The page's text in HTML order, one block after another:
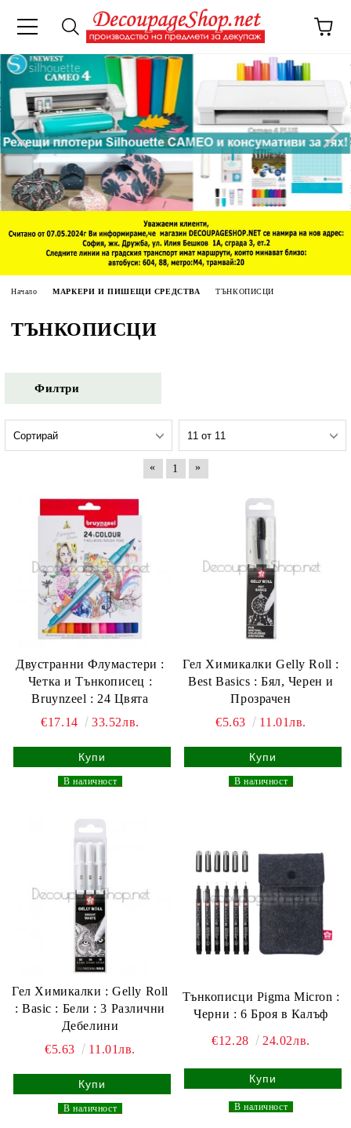
Начало МАРКЕРИ И ПИШЕЩИ СРЕДСТВА ТЪНКОПИСЦИ
ТЪНКОПИСЦИ
Филтри
« 1 »
Двустранни Флумастери :
Четка и Тънкописец :
Bruynzeel : 24 Цвята
€17.14
33.52лв.
В наличност
Гел Химикалки Gelly Roll :
Best Basics : Бял, Черен и
Прозрачен
€5.63
11.01лв.
В наличност
Гел Химикалки : Gelly Roll
: Basic : Бели : 3 Различни
Дебелини
€5.63
11.01лв.
В наличност
Тънкописци Pigma Micron :
Черни : 6 Броя в Калъф
€12.28
24.02лв.
В наличност